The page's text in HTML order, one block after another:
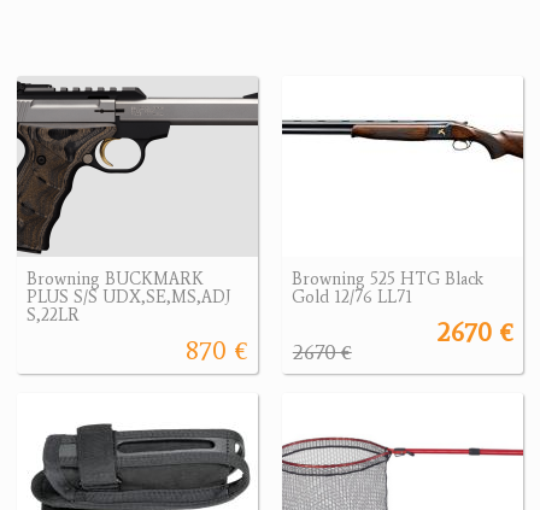
Browning BUCKMARK
PLUS S/S UDX,SE,MS,ADJ
S,22LR
870 €
Browning 525 HTG Black
Gold 12/76 LL71
2670 €
2670 €